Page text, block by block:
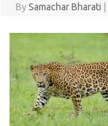
BySamachar Bharati